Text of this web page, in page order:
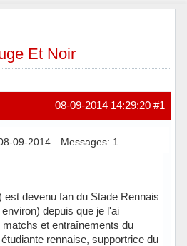
Et Noir
#1
08-09-2014 14:29:20
09-2014 Messages: 1
est devenu fan du Stade Rennais
depuis que je l'ai
et entraînements du
rennaise, supportrice du